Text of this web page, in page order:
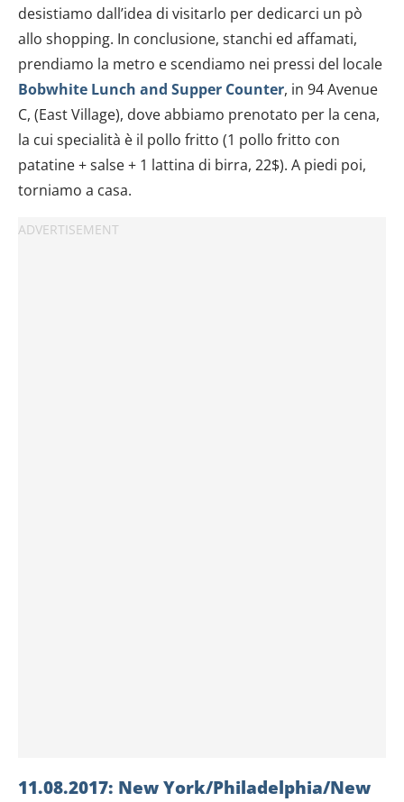
desistiamo dall’idea di visitarlo per dedicarci un pò
allo shopping. In conclusione, stanchi ed affamati,
prendiamo la metro e scendiamo nei pressi del locale
Bobwhite Lunch and Supper Counter, in 94 Avenue
C, (East Village), dove abbiamo prenotato per la cena,
la cui specialità è il pollo fritto (1 pollo fritto con
patatine + salse + 1 lattina di birra, 22$). A piedi poi,
torniamo a casa.
11.08.2017: New York/Philadelphia/New